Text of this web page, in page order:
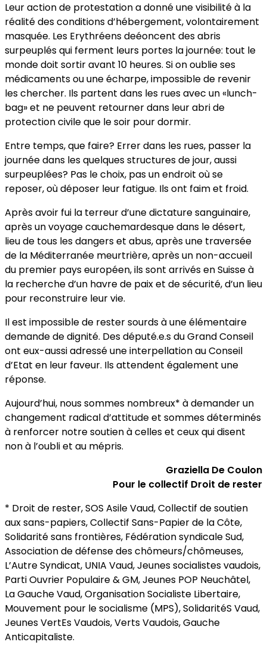
Leur action de protestation a donné une visibilité à la
réalité des conditions d’hébergement, volontairement
masquée. Les Erythréens deéoncent des abris
surpeuplés qui ferment leurs portes la journée: tout le
monde doit sortir avant 10 heures. Si on oublie ses
médicaments ou une écharpe, impossible de revenir
les chercher. Ils partent dans les rues avec un «lunch-
bag» et ne peuvent retourner dans leur abri de
protection civile que le soir pour dormir.
Entre temps, que faire? Errer dans les rues, passer la
journée dans les quelques structures de jour, aussi
surpeuplées? Pas le choix, pas un endroit où se
reposer, où déposer leur fatigue. Ils ont faim et froid.
Après avoir fui la terreur d’une dictature sanguinaire,
après un voyage cauchemardesque dans le désert,
lieu de tous les dangers et abus, après une traversée
de la Méditerranée meurtrière, après un non-accueil
du premier pays européen, ils sont arrivés en Suisse à
la recherche d’un havre de paix et de sécurité, d’un lieu
pour reconstruire leur vie.
Il est impossible de rester sourds à une élémentaire
demande de dignité. Des député.e.s du Grand Conseil
ont eux-aussi adressé une interpellation au Conseil
d’Etat en leur faveur. Ils attendent également une
réponse.
Aujourd’hui, nous sommes nombreux* à demander un
changement radical d’attitude et sommes déterminés
à renforcer notre soutien à celles et ceux qui disent
non à l’oubli et au mépris.
Graziella De Coulon
Pour le collectif Droit de rester
* Droit de rester, SOS Asile Vaud, Collectif de soutien
aux sans-papiers, Collectif Sans-Papier de la Côte,
Solidarité sans frontières, Fédération syndicale Sud,
Association de défense des chômeurs/chômeuses,
L’Autre Syndicat, UNIA Vaud, Jeunes socialistes vaudois,
Parti Ouvrier Populaire & GM, Jeunes POP Neuchâtel,
La Gauche Vaud, Organisation Socialiste Libertaire,
Mouvement pour le socialisme (MPS), SolidaritéS Vaud,
Jeunes VertEs Vaudois, Verts Vaudois, Gauche
Anticapitaliste.